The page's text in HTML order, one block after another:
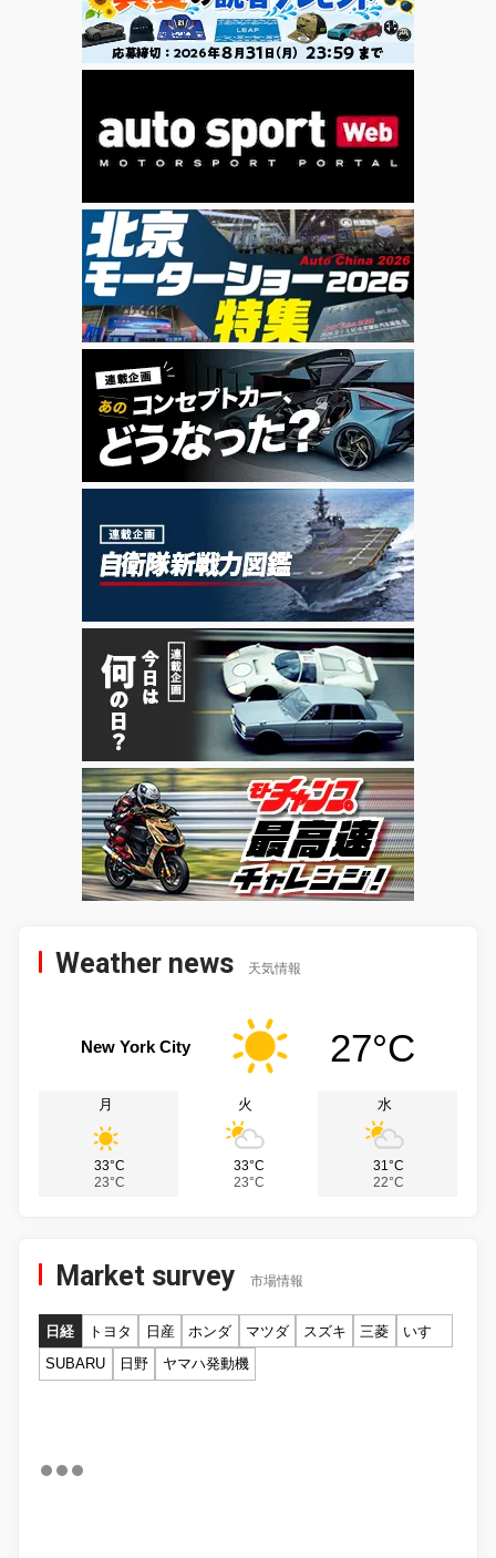
Weather news 天気情報
New York City 27°C
月
33°C
23°C
火
33°C
23°C
水
31°C
22°C
Market survey 市場情報
日経 トヨタ 日産 ホンダ マツダ スズキ 三菱
いすゞ
SUBARU
日野 ヤマハ発動機